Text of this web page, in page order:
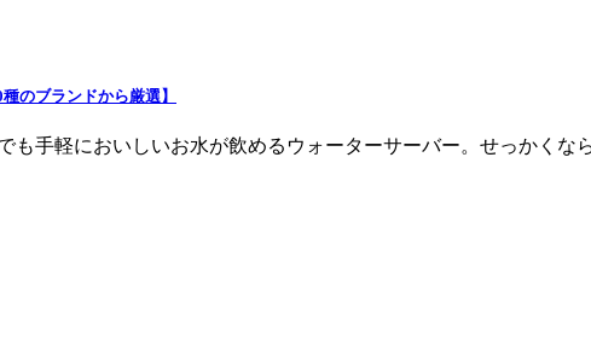
のブランドから厳選】
も手軽においしいお水が飲めるウォーターサーバー。せっかくな